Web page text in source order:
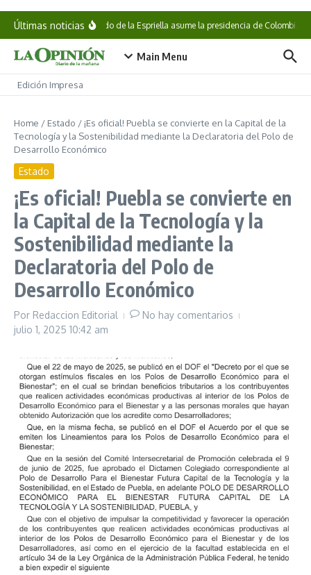
Saltar al contenido
Últimas noticiasAbelardo de la Espriella asume la presidencia de Colombia
Main Menu
Edición Impresa
Home / Estado / ¡Es oficial! Puebla se convierte en la Capital de la
Tecnología y la Sostenibilidad mediante la Declaratoria del Polo de
Desarrollo Económico
Estado
¡Es oficial! Puebla se convierte en
la Capital de la Tecnología y la
Sostenibilidad mediante la
Declaratoria del Polo de
Desarrollo Económico
Por Redaccion Editorial
No hay comentarios
julio 1, 2025 10:42 am